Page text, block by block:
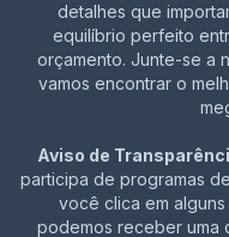
detalhes que
equilíbrio perfeito
orçamento. Junte-se a
vamos encontrar o
Aviso de
participa de programas
você clica em
podemos receber uma